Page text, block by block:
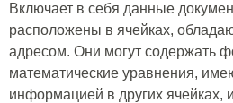
Включает в себя данные
расположены в ячейках,
адресом. Они могут содержать
математические уравнения,
информацией в других ячейках,